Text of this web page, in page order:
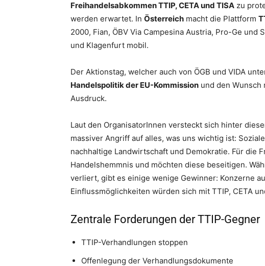
Freihandelsabkommen TTIP, CETA und TISA zu
werden erwartet. In Österreich macht die Plattform
2000, Fian, ÖBV Via Campesina Austria, Pro-Ge und
und Klagenfurt mobil.
Der Aktionstag, welcher auch von ÖGB und VIDA
Handelspolitik der EU-Kommission und den Wunsch
Ausdruck.
Laut den OrganisatorInnen versteckt sich hinter
massiver Angriff auf alles, was uns wichtig ist:
nachhaltige Landwirtschaft und Demokratie. Für die
Handelshemmnis und möchten diese beseitigen.
verliert, gibt es einige wenige Gewinner: Konzerne
Einflussmöglichkeiten würden sich mit TTIP, CETA
Zentrale Forderungen der TTIP-Gegner
TTIP-Verhandlungen stoppen
Offenlegung der Verhandlungsdokumente